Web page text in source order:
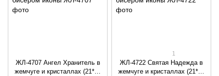
ЖЛ-4707 Ангел Хранитель в
жемчуге и кристаллах (21*25
1
ЖЛ-4722 Святая Надежда в
жемчуге и кристаллах (21*25